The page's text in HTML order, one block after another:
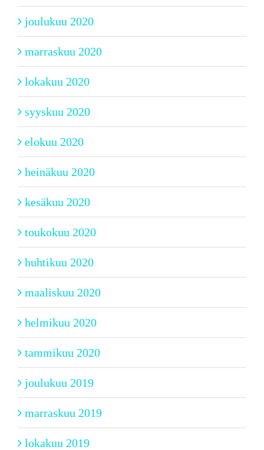
joulukuu 2020
marraskuu 2020
lokakuu 2020
syyskuu 2020
elokuu 2020
heinäkuu 2020
kesäkuu 2020
toukokuu 2020
huhtikuu 2020
maaliskuu 2020
helmikuu 2020
tammikuu 2020
joulukuu 2019
marraskuu 2019
lokakuu 2019